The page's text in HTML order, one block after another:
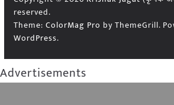
reserved.
Theme: ColorMag Pro by ThemeGrill.
WordPress.
Advertisements